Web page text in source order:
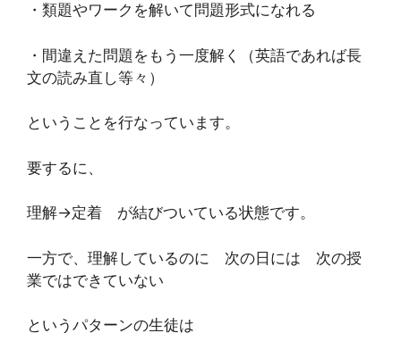
・類題やワークを解いて問題形式になれる
・間違えた問題をもう一度解く（英語であれば長
文の読み直し等々）
ということを行なっています。
要するに、
理解→定着 が結びついている状態です。
一方で、理解しているのに 次の日には 次の授
業ではできていない
というパターンの生徒は